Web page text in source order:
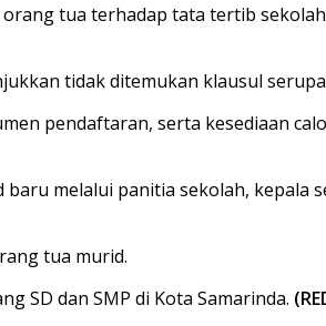
tua terhadap tata tertib
tidak ditemukan klausul
pendaftaran, serta kesediaan
melalui panitia sekolah, kepala
tua murid.
SD dan SMP di Kota Samarinda.